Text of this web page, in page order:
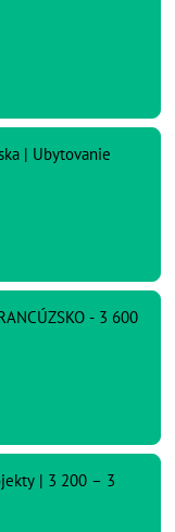
| Ubytovanie
- 3 600
| 3 200 – 3